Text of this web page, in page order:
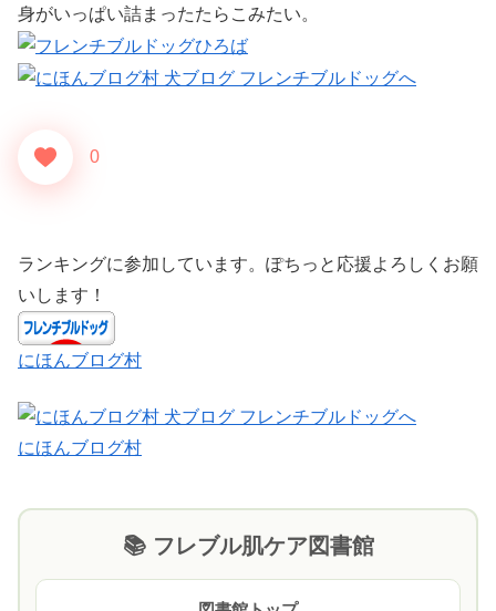
身がいっぱい詰まったたらこみたい。
0
ランキングに参加しています。ぽちっと応援よろしくお願
いします！
にほんブログ村
にほんブログ村
📚 フレブル肌ケア図書館